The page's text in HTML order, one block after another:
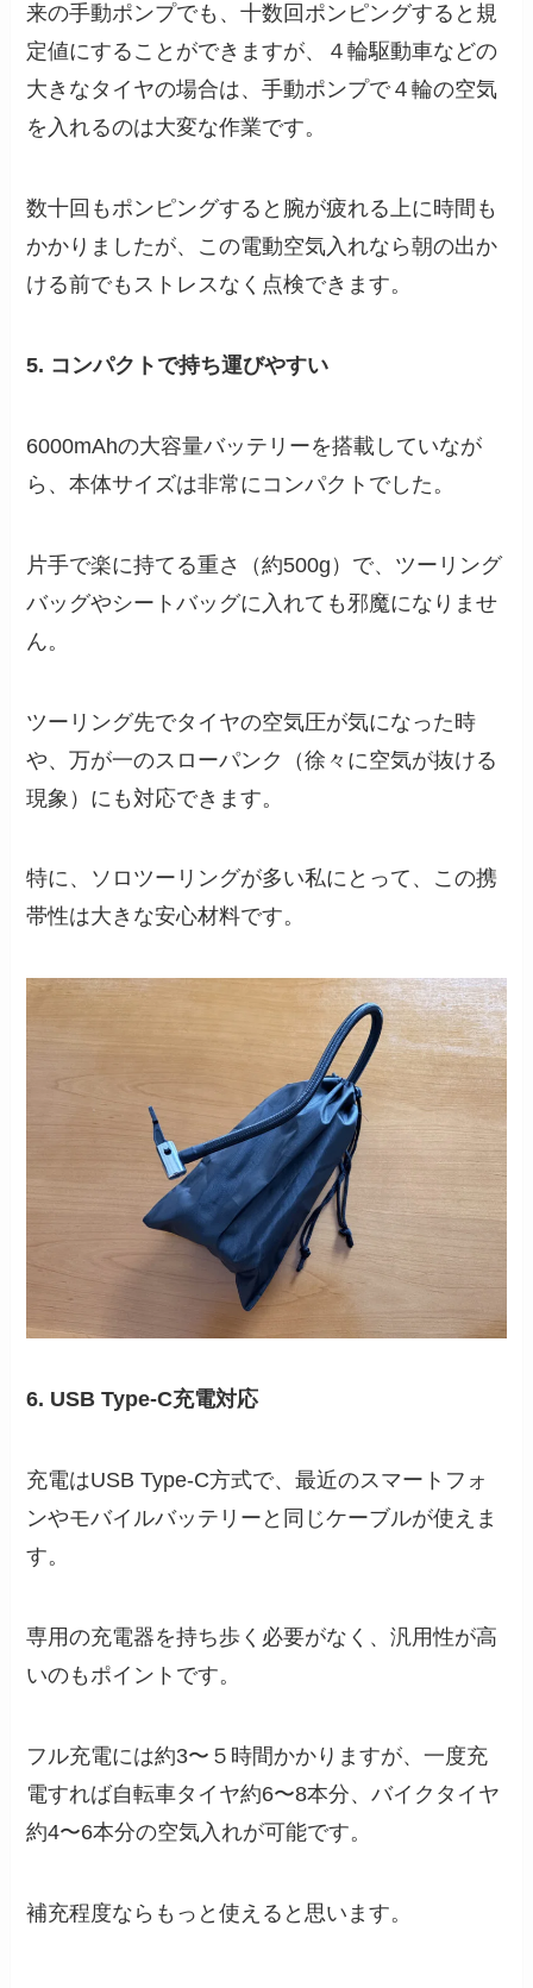
来の手動ポンプでも、十数回ポンピングすると規
定値にすることができますが、４輪駆動車などの
大きなタイヤの場合は、手動ポンプで４輪の空気
を入れるのは大変な作業です。
数十回もポンピングすると腕が疲れる上に時間も
かかりましたが、この電動空気入れなら朝の出か
ける前でもストレスなく点検できます。
5. コンパクトで持ち運びやすい
6000mAhの大容量バッテリーを搭載していなが
ら、本体サイズは非常にコンパクトでした。
片手で楽に持てる重さ（約500g）で、ツーリング
バッグやシートバッグに入れても邪魔になりませ
ん。
ツーリング先でタイヤの空気圧が気になった時
や、万が一のスローパンク（徐々に空気が抜ける
現象）にも対応できます。
特に、ソロツーリングが多い私にとって、この携
帯性は大きな安心材料です。
6. USB Type-C充電対応
充電はUSB Type-C方式で、最近のスマートフォ
ンやモバイルバッテリーと同じケーブルが使えま
す。
専用の充電器を持ち歩く必要がなく、汎用性が高
いのもポイントです。
フル充電には約3〜５時間かかりますが、一度充
電すれば自転車タイヤ約6〜8本分、バイクタイヤ
約4〜6本分の空気入れが可能です。
補充程度ならもっと使えると思います。